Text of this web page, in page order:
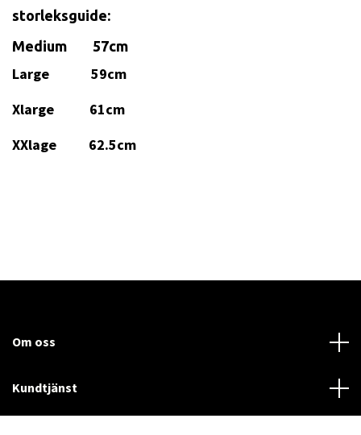
storleksguide:
Medium 57cm
Large 59cm
Xlarge 61cm
XXlage 62.5cm
Om oss
Kundtjänst